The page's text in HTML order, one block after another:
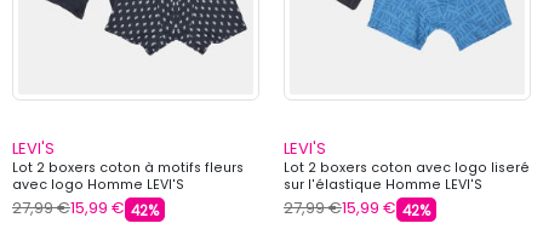
LEVI'S
Lot 2 boxers coton à motifs fleurs
avec logo Homme LEVI'S
27,99 €15,99 € 42%
LEVI'S
Lot 2 boxers coton avec logo liseré
sur l'élastique Homme LEVI'S
27,99 €15,99 € 42%